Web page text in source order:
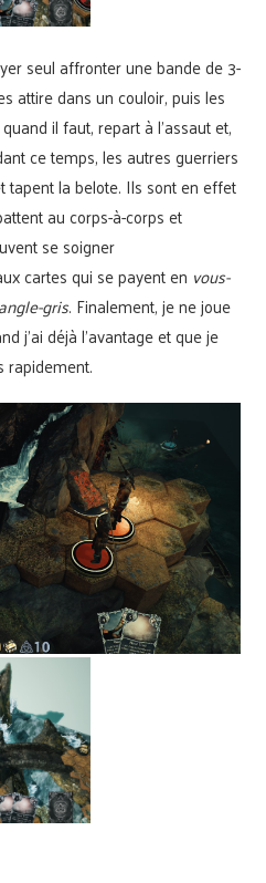
seul affronter une bande de 3-
attire dans un couloir, puis les
il faut, repart à l’assaut et,
ce temps, les autres guerriers
tapent la belote. Ils sont en effet
au corps-à-corps et
se soigner
cartes qui se payent en vous-
gris. Finalement, je ne joue
j’ai déjà l’avantage et que je
rapidement.